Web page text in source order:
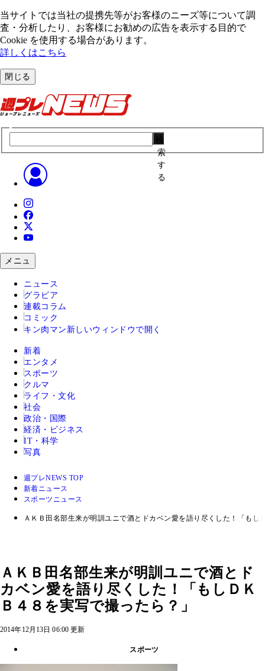
当サイトでは当社の提携先等がお客様のニーズ等について調
査・分析したり、お客様にお勧めの広告を表⽰する⽬的で
Cookie を使⽤する場合があります。
詳しくはこちら
閉じる
索
す
る
メニュ
ニュース
グラビア
連載コラム
コミック
キン肉マン 新しいウィンドウで開く
新着
エンタメ
スポーツ
クルマ
ライフ・文化
社会
政治・国際
経済・ビジネス
IT・科学
写真
週プレNEWS TOP
新着ニュース
スポーツニュース
ＡＫＢ田名部生来が明訓ユニで酒とドカベン愛を語り尽くした！「もし
ＡＫＢ田名部生来が明訓ユニで酒とド
カベン愛を語り尽くした！「もしＤＫ
Ｂ４８を実写で撮ったら？」
2014年12月13日 06:00 更新
スポーツ